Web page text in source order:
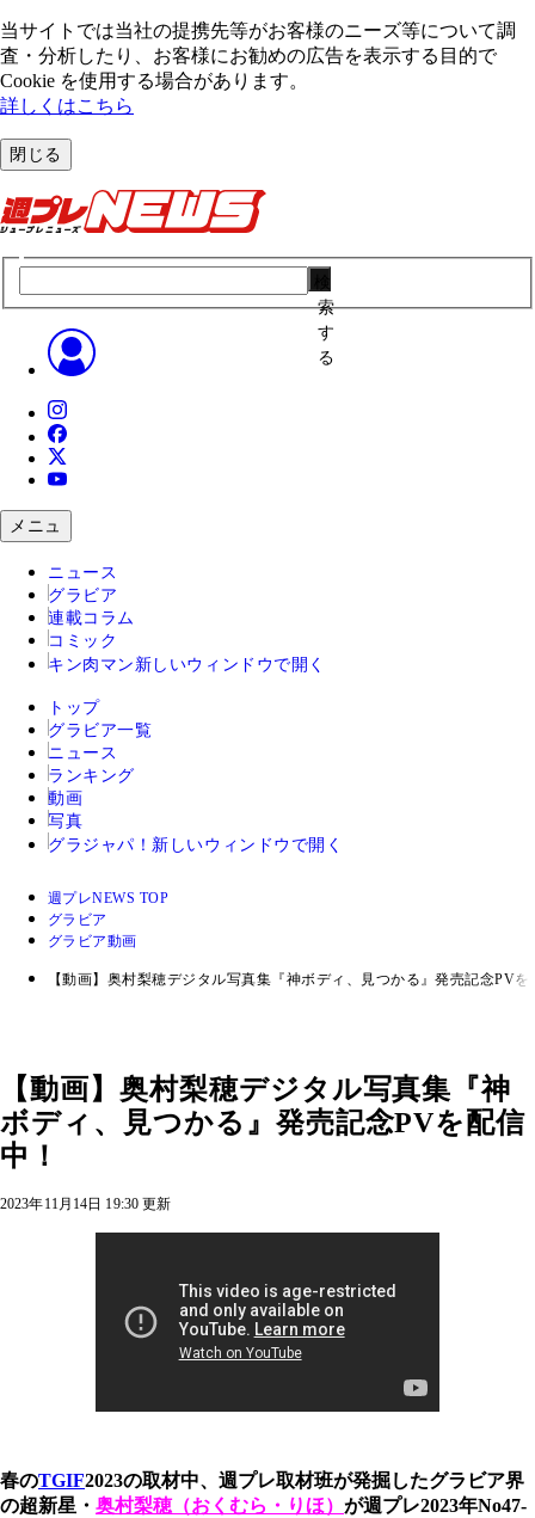
当サイトでは当社の提携先等がお客様のニーズ等について調
査・分析したり、お客様にお勧めの広告を表⽰する⽬的で
Cookie を使⽤する場合があります。
詳しくはこちら
閉じる
索
す
る
メニュ
ニュース
グラビア
連載コラム
コミック
キン肉マン 新しいウィンドウで開く
トップ
グラビア一覧
ニュース
ランキング
動画
写真
グラジャパ！ 新しいウィンドウで開く
週プレNEWS TOP
グラビア
グラビア動画
【動画】奥村梨穂デジタル写真集『神ボディ、見つかる』発売記念PVを
【動画】奥村梨穂デジタル写真集『神
ボディ、見つかる』発売記念PVを配信
中！
2023年11月14日 19:30 更新
春のTGIF2023の取材中、週プレ取材班が発掘したグラビア界
の超新星・ 奥村梨穂（おくむら・りほ） が週プレ2023年No47-